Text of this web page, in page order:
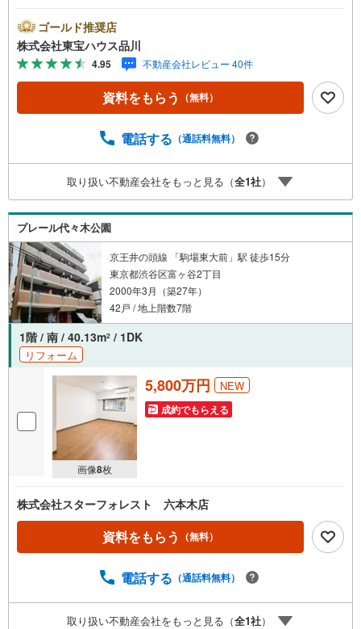
hoo！ 不動産キャンペーン対象店舗】当店で物件を成約す
るとPayPayボーナスライトがもらえる「Yahoo！ 不動産
物件ご成約キャンペーン」の対象になります。「資料をも
らう」「見学予約をする」ボタンからお問い合わせくださ
い。※必ずYahoo！ JAPAN IDでログインしてください。※P
ayPayボーナスライトは出金と譲渡はできません。ご案
問い合わせも常時受け付けております！お気軽にお問い合
ゴールド推奨店
株式会社東宝ハウス品川
4.95 不動産会社レビュー 40件
資料をもらう （無料）
電話する （通話料無料）
取り扱い不動産会社をもっと見る（全1社）
プレール代々木公園
京王井の頭線 「駒場東大前」駅 徒歩15分
東京都渋谷区富ヶ谷2丁目
2000年3月（築27年）
42戸 / 地上階数7階
1階 / 南 / 40.13m2 / 1DK
リフォーム
画像8枚
5,800万円 NEW
成約でもらえる
株式会社スターフォレスト 六本木店
資料をもらう （無料）
電話する （通話料無料）
取り扱い不動産会社をもっと見る（全1社）